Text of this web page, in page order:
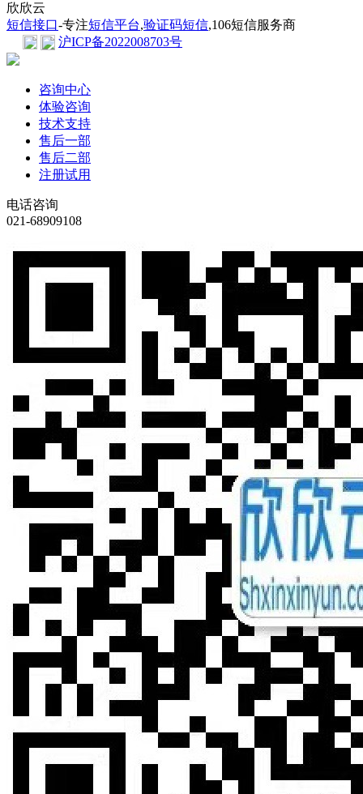
欣欣云
短信接口-专注短信平台,验证码短信,106短信服务商
沪ICP备2022008703号
咨询中心
体验咨询
技术支持
售后一部
售后二部
注册试用
电话咨询
021-68909108